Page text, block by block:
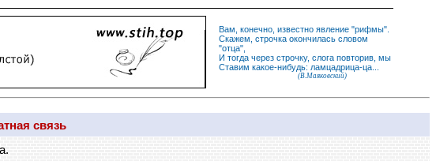
Вам, конечно, известно явление "рифмы".
Скажем, строчка окончилась словом
"отца",
И тогда через строчку, слога повторив, мы
Ставим какое-нибудь: ламцадрица-ца...
(В.Маяковский)
связь